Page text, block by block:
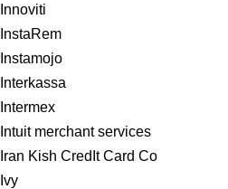
Innoviti
InstaRem
Instamojo
Interkassa
Intermex
Intuit merchant services
Iran Kish CredIt Card Co
Ivy